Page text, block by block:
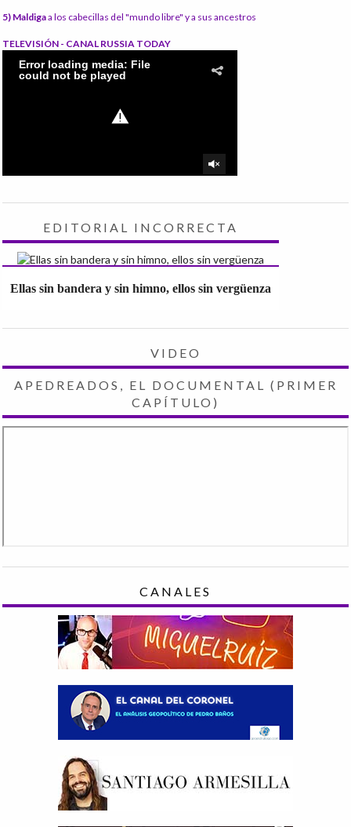
5) Maldigaa los cabecillas del "mundo libre" y a sus ancestros
TELEVISIÓN - CANAL RUSSIA TODAY
EDITORIAL INCORRECTA
Ellas sin bandera y sin himno, ellos sin vergüenza
VIDEO
APEDREADOS, EL DOCUMENTAL (PRIMER
CAPÍTULO)
CANALES